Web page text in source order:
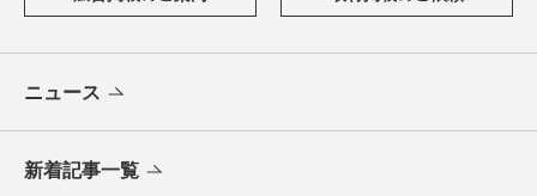
ニュース
新着記事一覧